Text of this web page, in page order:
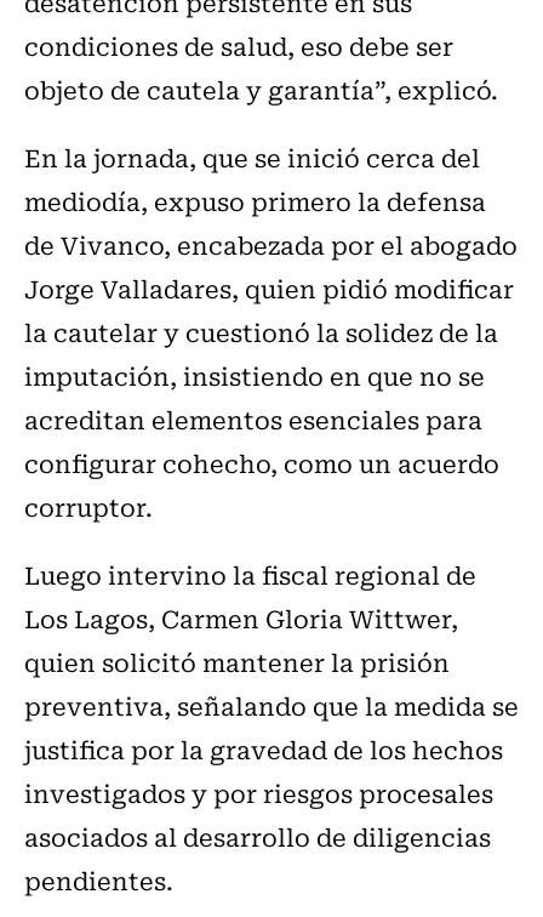
condiciones de salud, eso debe ser
objeto de cautela y garantía”, explicó.
En la jornada, que se inició cerca del
mediodía, expuso primero la defensa
de Vivanco, encabezada por el abogado
Jorge Valladares, quien pidió modificar
la cautelar y cuestionó la solidez de la
imputación, insistiendo en que no se
acreditan elementos esenciales para
configurar cohecho, como un acuerdo
corruptor.
Luego intervino la fiscal regional de
Los Lagos, Carmen Gloria Wittwer,
quien solicitó mantener la prisión
preventiva, señalando que la medida se
justifica por la gravedad de los hechos
investigados y por riesgos procesales
asociados al desarrollo de diligencias
pendientes.